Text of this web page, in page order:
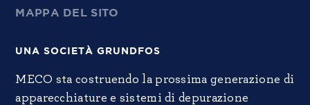
MAPPA DEL SITO
UNA SOCIETÀ GRUNDFOS
MECO sta costruendo la prossima generazione di
apparecchiature e sistemi di depurazione